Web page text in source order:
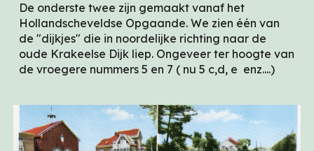
De onderste twee zijn gemaakt vanaf het
Hollandscheveldse Opgaande. We zien één van
de "dijkjes" die in noordelijke richting naar de
oude Krakeelse Dijk liep. Ongeveer ter hoogte van
de vroegere nummers 5 en 7 ( nu 5 c,d, e enz....)